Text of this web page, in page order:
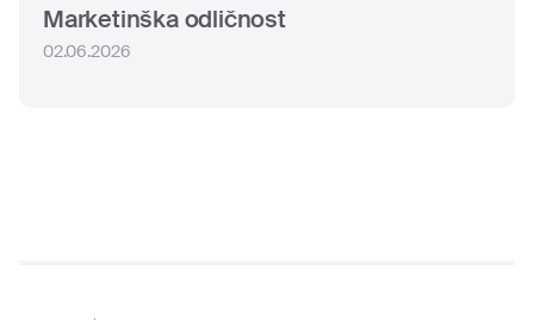
Marketinška odličnost
02.06.2026